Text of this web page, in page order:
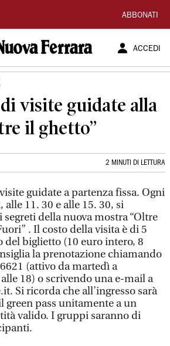
ABBONATI
ACCEDI
visite guidate alla
il ghetto”
2 MINUTI DI LETTURA
guidate a partenza fissa. Ogni
alle 11. 30 e alle 15. 30, si
della nuova mostra “Oltre
. Il costo della visita è di 5
del biglietto (10 euro intero, 8
la prenotazione chiamando
(attivo da martedì a
18) o scrivendo una e-mail a
Si ricorda che all’ingresso sarà
green pass unitamente a un
valido. I gruppi saranno di